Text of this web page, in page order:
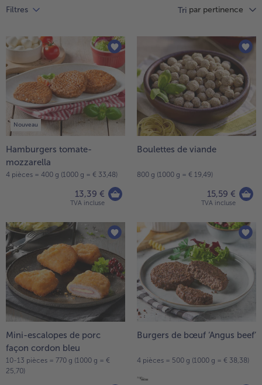
Veggie & Vegan
TousVeggie & Vegan
- € 5 à l’achat de 7 plats au choix
26
liste.
Filtres Tri par pertinence
Nouveau
Hamburgers tomate-
mozzarella
4 pièces = 400 g (1000 g = € 33,48)
13,39 €
TVA incluse
Boulettes de viande
800 g (1000 g = € 19,49)
15,59 €
TVA incluse
Mini-escalopes de porc
façon cordon bleu
10-13 pièces = 770 g (1000 g = €
25,70)
Burgers de bœuf ‘Angus beef’
4 pièces = 500 g (1000 g = € 38,38)